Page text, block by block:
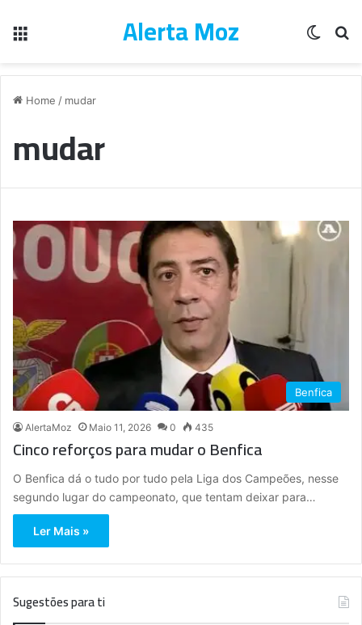
Alerta Moz
Home / mudar
mudar
Benfica
AlertaMoz Maio 11, 2026 0 435
Cinco reforços para mudar o Benfica
O Benfica dá o tudo por tudo pela Liga dos Campeões, nesse
segundo lugar do campeonato, que tentam deixar para…
Ler Mais »
Sugestões para ti